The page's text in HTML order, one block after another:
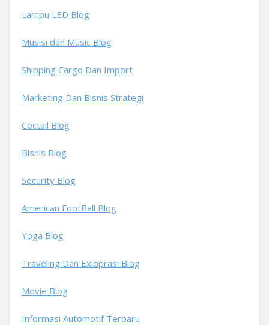
Lampu LED Blog
Musisi dan Music Blog
Shipping Cargo Dan Import
Marketing Dan Bisnis Strategi
Coctail Blog
Bisnis Blog
Security Blog
American FootBall Blog
Yoga Blog
Traveling Dan Exloprasi Blog
Movie Blog
Informasi Automotif Terbaru